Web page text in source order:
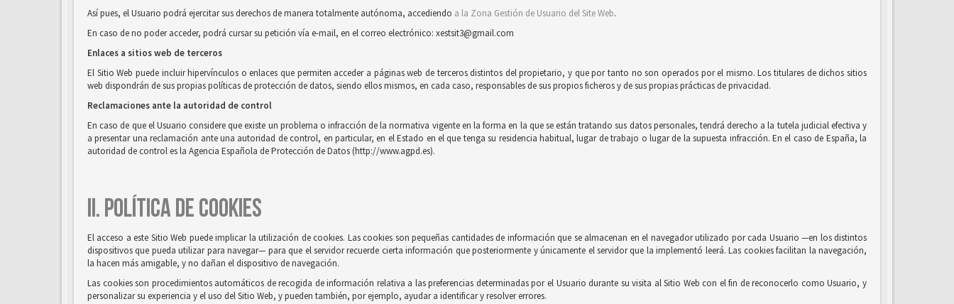
Así pues, el Usuario podrá ejercitar sus derechos de manera totalmente autónoma, accediendo a la Zona Gestión de Usuario del Site Web.
En caso de no poder acceder, podrá cursar su petición vía e-mail, en el correo electrónico: xestsit3@gmail.com
Enlaces a sitios web de terceros
El Sitio Web puede incluir hipervínculos o enlaces que permiten acceder a páginas web de terceros distintos del propietario, y que por tanto no son operados por el mismo. Los titulares de dichos sitios
web dispondrán de sus propias políticas de protección de datos, siendo ellos mismos, en cada caso, responsables de sus propios ficheros y de sus propias prácticas de privacidad.
Reclamaciones ante la autoridad de control
En caso de que el Usuario considere que existe un problema o infracción de la normativa vigente en la forma en la que se están tratando sus datos personales, tendrá derecho a la tutela judicial efectiva y
a presentar una reclamación ante una autoridad de control, en particular, en el Estado en el que tenga su residencia habitual, lugar de trabajo o lugar de la supuesta infracción. En el caso de España, la
autoridad de control es la Agencia Española de Protección de Datos (http://www.agpd.es).
II. POLÍTICA DE COOKIES
El acceso a este Sitio Web puede implicar la utilización de cookies. Las cookies son pequeñas cantidades de información que se almacenan en el navegador utilizado por cada Usuario —en los distintos
dispositivos que pueda utilizar para navegar— para que el servidor recuerde cierta información que posteriormente y únicamente el servidor que la implementó leerá. Las cookies facilitan la navegación,
la hacen más amigable, y no dañan el dispositivo de navegación.
Las cookies son procedimientos automáticos de recogida de información relativa a las preferencias determinadas por el Usuario durante su visita al Sitio Web con el fin de reconocerlo como Usuario, y
personalizar su experiencia y el uso del Sitio Web, y pueden también, por ejemplo, ayudar a identificar y resolver errores.